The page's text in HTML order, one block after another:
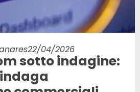
22/04/2026
sotto indagine: